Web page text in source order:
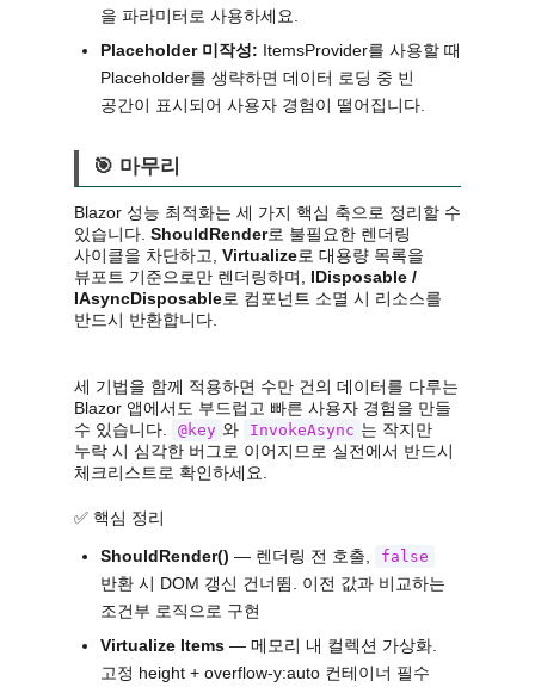
을 파라미터로 사용하세요.
Placeholder 미작성: ItemsProvider를 사용할 때
Placeholder를 생략하면 데이터 로딩 중 빈
공간이 표시되어 사용자 경험이 떨어집니다.
🎯 마무리
Blazor 성능 최적화는 세 가지 핵심 축으로 정리할 수
있습니다. ShouldRender로 불필요한 렌더링
사이클을 차단하고, Virtualize로 대용량 목록을
뷰포트 기준으로만 렌더링하며, IDisposable /
IAsyncDisposable로 컴포넌트 소멸 시 리소스를
반드시 반환합니다.
세 기법을 함께 적용하면 수만 건의 데이터를 다루는
Blazor 앱에서도 부드럽고 빠른 사용자 경험을 만들
수 있습니다.
@key 와 InvokeAsync 는 작지만
누락 시 심각한 버그로 이어지므로 실전에서 반드시
체크리스트로 확인하세요.
✅ 핵심 정리
ShouldRender() — 렌더링 전 호출, false
반환 시 DOM 갱신 건너뜀. 이전 값과 비교하는
조건부 로직으로 구현
Virtualize Items — 메모리 내 컬렉션 가상화.
고정 height + overflow-y:auto 컨테이너 필수